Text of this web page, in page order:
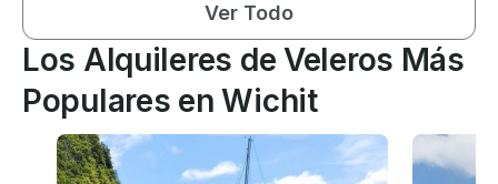
Ver Todo
Los Alquileres de Veleros Más
Populares en Wichit